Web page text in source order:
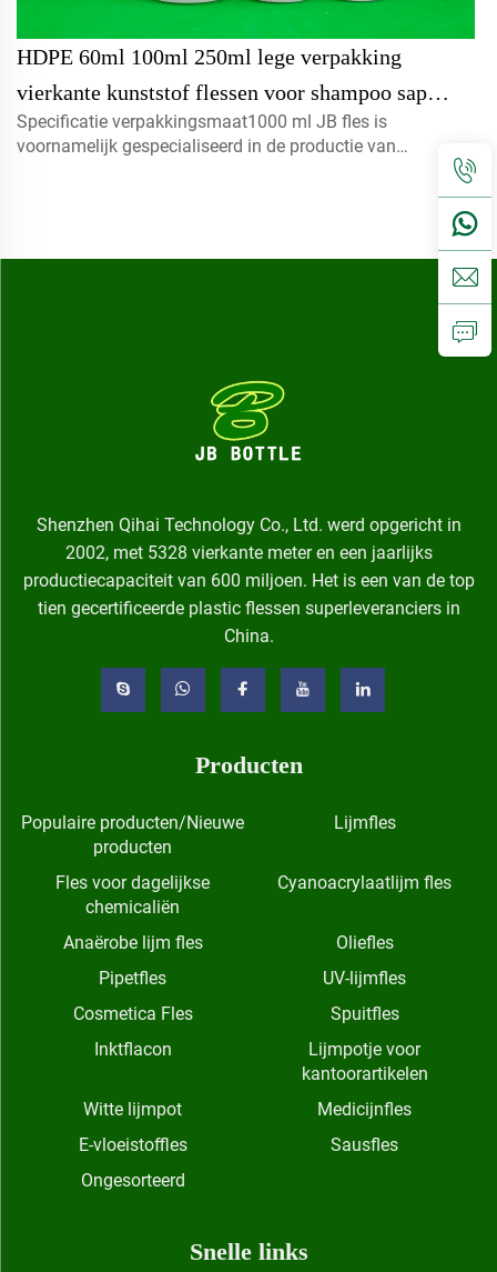
HDPE 60ml 100ml 250ml lege verpakking
vierkante kunststof flessen voor shampoo sap
lotion met spuitmondstuk pomp
Specificatie verpakkingsmaat1000 ml JB fles is
voornamelijk gespecialiseerd in de productie van
Shenzhen Qihai Technology Co., Ltd. werd opgericht in
2002, met 5328 vierkante meter en een jaarlijks
productiecapaciteit van 600 miljoen. Het is een van de top
tien gecertificeerde plastic flessen superleveranciers in
China.
Producten
Populaire producten/Nieuwe
producten
Lijmfles
Fles voor dagelijkse
chemicaliën
Cyanoacrylaatlijm fles
Anaërobe lijm fles
Oliefles
Pipetfles
UV-lijmfles
Cosmetica Fles
Spuitfles
Inktflacon
Lijmpotje voor
kantoorartikelen
Witte lijmpot
Medicijnfles
E-vloeistoffles
Sausfles
Ongesorteerd
Snelle links